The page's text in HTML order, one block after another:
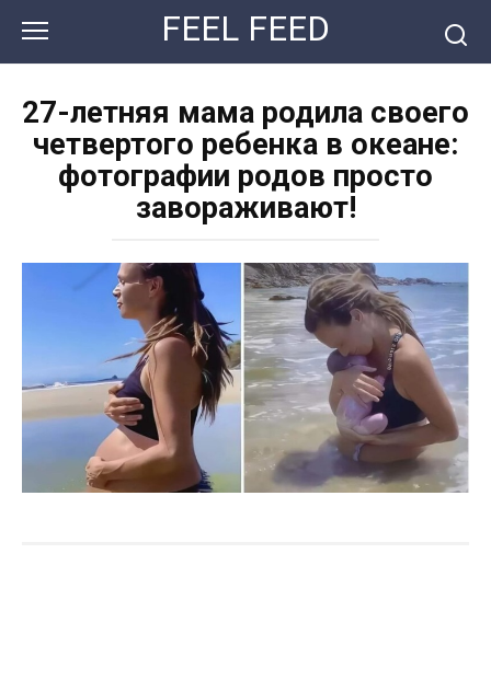
контенту
FEEL FEED
27-летняя мама родила своего
четвертого ребенка в океане:
фотографии родов просто
завораживают!